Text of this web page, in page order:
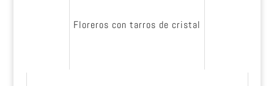
Floreros con tarros de cristal